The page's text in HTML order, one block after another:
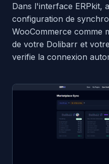
Dans l'interface ERPkit,
configuration de
WooCommerce comme
de votre Dolibarr et
verifie la connexion